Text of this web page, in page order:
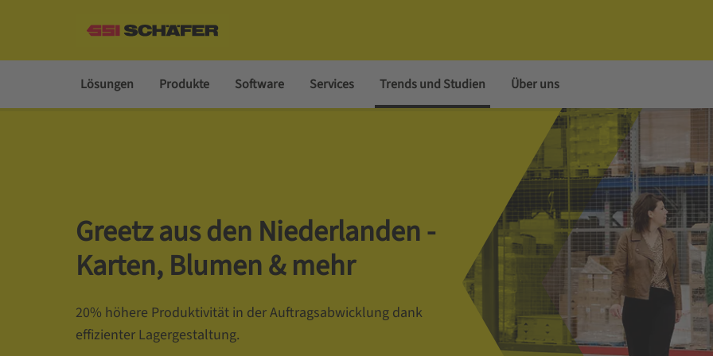
Lösungen Produkte Software Services Trends und Studien Über uns
Greetz aus den Niederlanden -
Karten, Blumen & mehr
20% höhere Produktivität in der Auftragsabwicklung dank
effizienter Lagergestaltung.